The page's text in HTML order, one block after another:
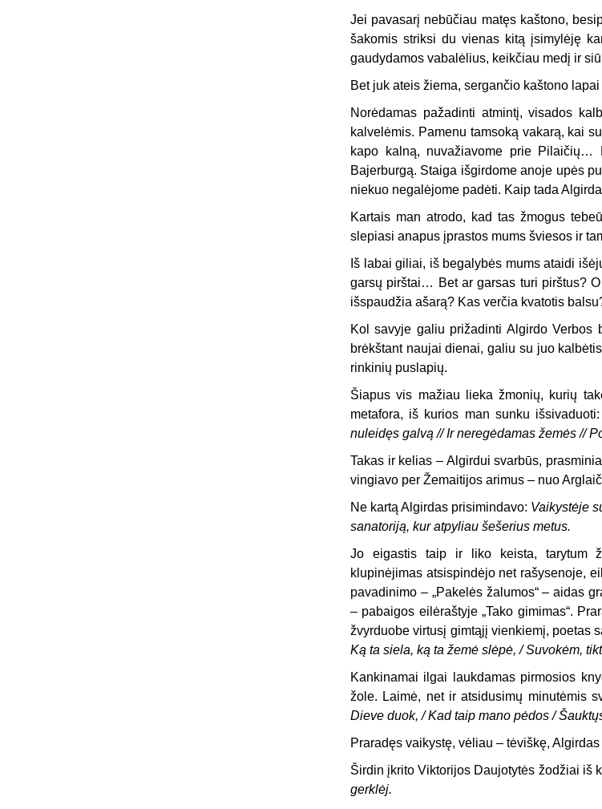
Jei pavasarį nebūčiau matęs kaštono,
šakomis striksi du vienas kitą įsimylėję
gaudydamos vabalėlius, keikčiau medį ir
Bet juk ateis žiema, sergančio kaštono
Norėdamas pažadinti atmintį, visados
kalvelėmis. Pamenu tamsoką vakarą, kai
kapo kalną, nuvažiavome prie
Bajerburgą. Staiga išgirdome anoje upės
niekuo negalėjome padėti. Kaip tada
Kartais man atrodo, kad tas žmogus
slepiasi anapus įprastos mums šviesos ir
Iš labai giliai, iš begalybės mums ataidi
garsų pirštai… Bet ar garsas turi pirštus?
išspaudžia ašarą? Kas verčia kvatotis
Kol savyje galiu prižadinti Algirdo Verbos
brėkštant naujai dienai, galiu su juo
rinkinių puslapių.
Šiapus vis mažiau lieka žmonių, kurių
metafora, iš kurios man sunku išsivaduoti:
nuleidęs galvą // Ir neregėdamas žemės //
Takas ir kelias – Algirdui svarbūs,
vingiavo per Žemaitijos arimus – nuo
Ne kartą Algirdas prisimindavo: Vaikystėje
sanatoriją, kur atpyliau šešerius metus.
Jo eigastis taip ir liko keista, tarytum
klupinėjimas atsispindėjo net rašysenoje,
pavadinimo – „Pakelės žalumos“ – aidas
– pabaigos eilėraštyje „Tako gimimas“.
žvyrduobe virtusį gimtąjį vienkiemį, poetas
Ką ta siela, ką ta žemė slėpė, / Suvokėm,
Kankinamai ilgai laukdamas pirmosios
žole. Laimė, net ir atsidusimų minutėmis
Dieve duok, / Kad taip mano pėdos /
Praradęs vaikystę, vėliau – tėviškę,
Širdin įkrito Viktorijos Daujotytės žodžiai iš
gerklėj.